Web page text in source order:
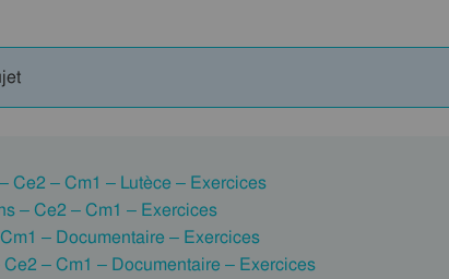
Ce2 – Cm1 – Lutèce – Exercices
– Ce2 – Cm1 – Exercices
– Documentaire – Exercices
– Cm1 – Documentaire – Exercices